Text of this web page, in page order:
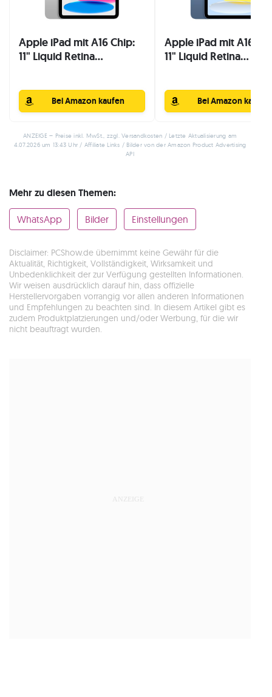
Apple iPad mit A16 Chip:
11" Liquid Retina...
Bei Amazon kaufen
Apple iPad mit A16
11" Liquid Retina...
Bei Amazon kaufen
ANZEIGE – Preise inkl. MwSt., zzgl. Versandkosten / Letzte Aktualisierung am
4.07.2026 um 13:43 Uhr / Affiliate Links / Bilder von der Amazon Product Advertising
API
Mehr zu diesen Themen:
WhatsApp Bilder Einstellungen
Disclaimer: PCShow.de übernimmt keine Gewähr für die
Aktualität, Richtigkeit, Vollständigkeit, Wirksamkeit und
Unbedenklichkeit der zur Verfügung gestellten Informationen.
Wir weisen ausdrücklich darauf hin, dass offizielle
Herstellervorgaben vorrangig vor allen anderen Informationen
und Empfehlungen zu beachten sind. In diesem Artikel gibt es
zudem Produktplatzierungen und/oder Werbung, für die wir
nicht beauftragt wurden.